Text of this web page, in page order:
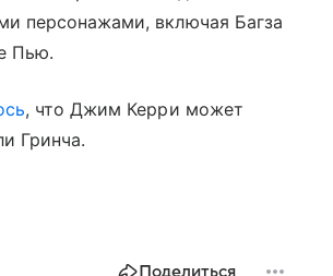
персонажами, включая Багза
Пью.
, что Джим Керри может
Гринча.
Поделиться